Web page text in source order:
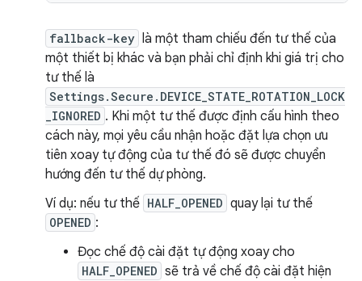
fallback-key
là một tham chiếu đến tư thế của
một thiết bị khác và bạn phải chỉ định khi giá trị cho
tư thế là
Settings.Secure.DEVICE_STATE_ROTATION_LOCK
_IGNORED . Khi một tư thế được định cấu hình theo
cách này, mọi yêu cầu nhận hoặc đặt lựa chọn ưu
tiên xoay tự động của tư thế đó sẽ được chuyển
hướng đến tư thế dự phòng.
Ví dụ: nếu tư thế HALF_OPENED quay lại tư thế
OPENED :
Đọc chế độ cài đặt tự động xoay cho
HALF_OPENED sẽ trả về chế độ cài đặt hiện